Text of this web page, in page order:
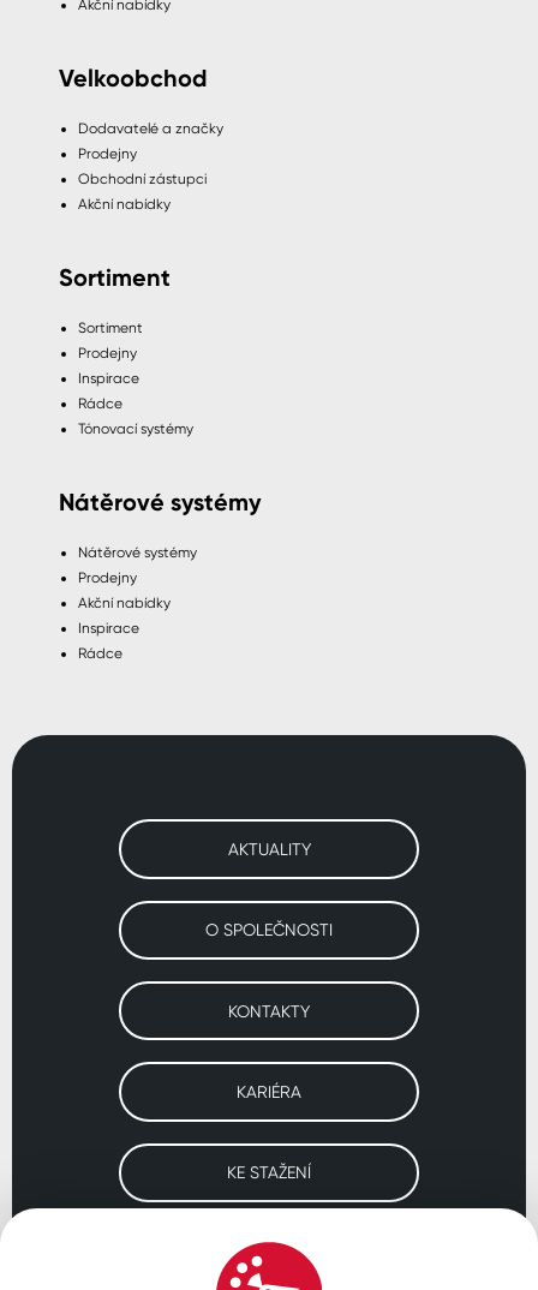
Akční nabídky
Velkoobchod
Dodavatelé a značky
Prodejny
Obchodní zástupci
Akční nabídky
Sortiment
Sortiment
Prodejny
Inspirace
Rádce
Tónovací systémy
Nátěrové systémy
Nátěrové systémy
Prodejny
Akční nabídky
Inspirace
Rádce
AKTUALITY
O SPOLEČNOSTI
KONTAKTY
KARIÉRA
KE STAŽENÍ
Navštivte naše pobočky